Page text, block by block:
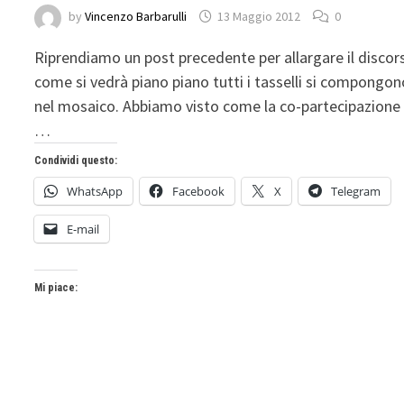
byVincenzo Barbarulli 13 Maggio 2012 0
Riprendiamo un post precedente per allargare il
come si vedrà piano piano tutti i tasselli si
nel mosaico. Abbiamo visto come la co-partecipazione
…
Condividi questo:
WhatsApp Facebook X Telegram
E-mail
Mi piace: